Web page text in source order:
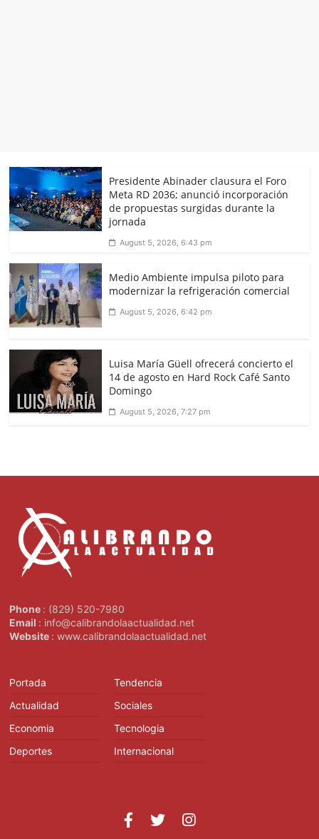
Presidente Abinader clausura el Foro
Meta RD 2036; anunció incorporación
de propuestas surgidas durante la
jornada
August 5, 2026, 6:43 pm
Medio Ambiente impulsa piloto para
modernizar la refrigeración comercial
August 5, 2026, 6:42 pm
Luisa María Güell ofrecerá concierto el
14 de agosto en Hard Rock Café Santo
Domingo
August 5, 2026, 7:27 pm
Phone : (829) 520-7980
Email : info@calibrandolaactualidad.net
Website : www.calibrandolaactualidad.net
Portada
Actualidad
Economia
Deportes
Tendencia
Sociales
Tecnologia
Internacional